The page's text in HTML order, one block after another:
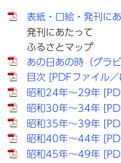
表紙・口絵・発刊に
発刊にあたって
ふるさとマップ
あの日あの時（グラ
目次 [PDFファイル
昭和24年～29年
昭和30年～34年
昭和35年～39年
昭和40年～44年
昭和45年～49年